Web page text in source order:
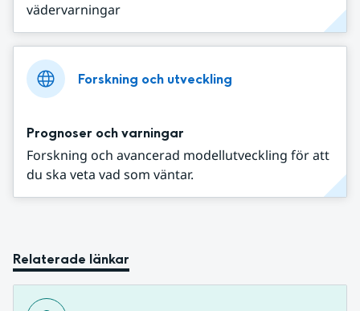
vädervarningar
Forskning och utveckling
Prognoser och varningar
Forskning och avancerad modellutveckling för att
du ska veta vad som väntar.
Relaterade länkar